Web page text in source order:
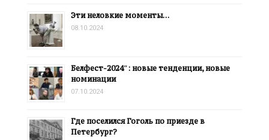
Эти неловкие моменты…
08.10.2024
Белфест-2024″: новые тенденции, новые
номинации
07.10.2024
Где поселился Гоголь по приезде в
Петербург?